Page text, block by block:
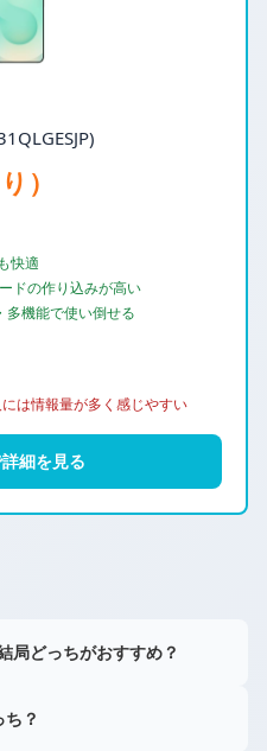
）
快適
ドの作り込みが高い
機能で使い倒せる
は情報量が多く感じやすい
細を見る
どっちがおすすめ？
？